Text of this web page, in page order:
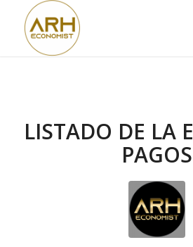
LISTADO DE LA
PAGOS